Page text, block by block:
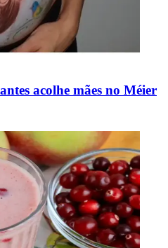
acolhe mães no Méier